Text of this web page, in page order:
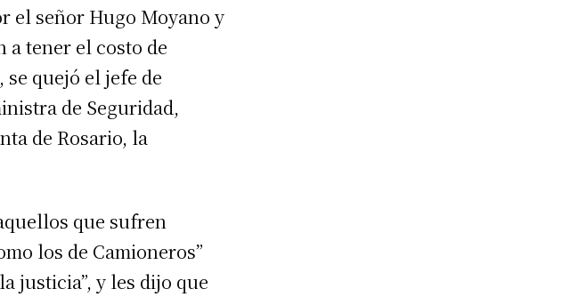
el señor Hugo Moyano y
a tener el costo de
se quejó el jefe de
de Seguridad,
de Rosario, la
que sufren
los de Camioneros”
justicia”, y les dijo que